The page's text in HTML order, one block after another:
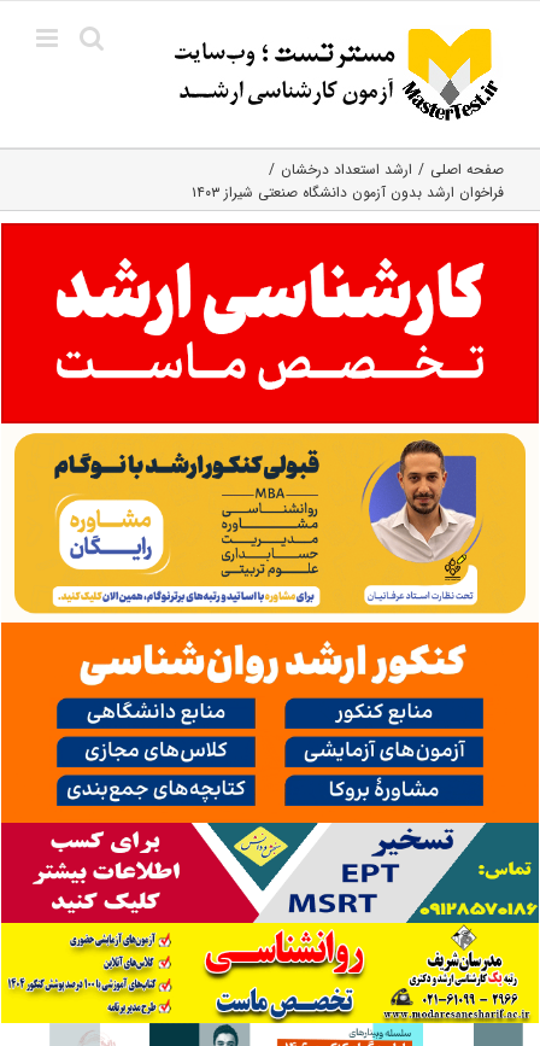
content
صفحه اصلی
ارشد استعداد درخشان
فراخوان ارشد بدون آزمون دانشگاه صنعتی شیراز ۱۴۰۳